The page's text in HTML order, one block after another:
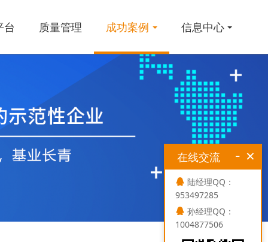
台 质量管理 成功案例 信息中心
×
-
在线交流
陆经理QQ：
953497285
孙经理QQ：
1004877506